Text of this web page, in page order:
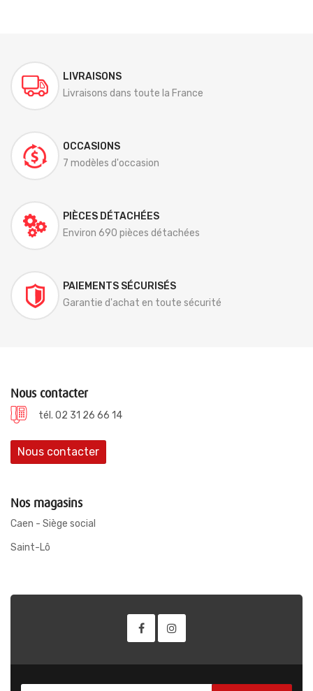
LIVRAISONS
Livraisons dans toute la France
OCCASIONS
7 modèles d'occasion
PIÈCES DÉTACHÉES
Environ 690 pièces détachées
PAIEMENTS SÉCURISÉS
Garantie d'achat en toute sécurité
Nous contacter
tél. 02 31 26 66 14
Nous contacter
Nos magasins
Caen - Siège social
Saint-Lô